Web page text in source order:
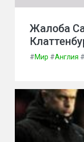
Жалоба
#Мир #Англия #